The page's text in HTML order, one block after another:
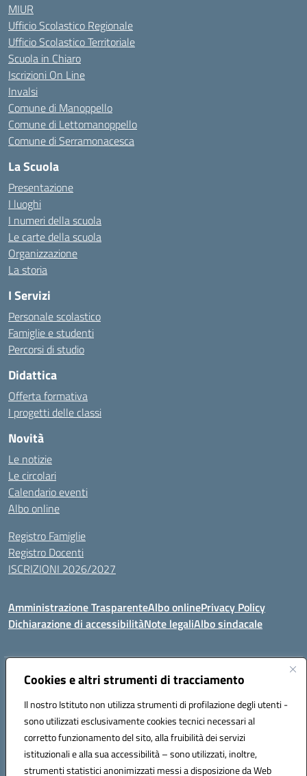
Cookies e altri strumenti di tracciamento
Il nostro Istituto non utilizza strumenti di profilazione degli utenti -
sono utilizzati esclusivamente cookies tecnici necessari al
corretto funzionamento del sito, alla fruibilità dei servizi
istituzionali e alla sua accessibilità – sono utilizzati, inoltre,
strumenti statistici anonimizzati messi a disposizione da Web
MIUR
Ufficio Scolastico Regionale
Ufficio Scolastico Territoriale
Scuola in Chiaro
Iscrizioni On Line
Invalsi
Comune di Manoppello
Comune di Lettomanoppello
Comune di Serramonacesca
La Scuola
Presentazione
I luoghi
I numeri della scuola
Le carte della scuola
Organizzazione
La storia
I Servizi
Personale scolastico
Famiglie e studenti
Percorsi di studio
Didattica
Offerta formativa
I progetti delle classi
Novità
Le notizie
Le circolari
Calendario eventi
Albo online
Registro Famiglie
Registro Docenti
ISCRIZIONI 2026/2027
Amministrazione TrasparenteAlbo onlinePrivacy Policy
Dichiarazione di accessibilitàNote legaliAlbo sindacale
Indirizzo:VIA S.VITTORIA, 11, 65024 MANOPPELLO (PE)
Posta elettronica certificata (PEC):peic81700n@pec.istruzione.it
Codice fiscale: 91100540680
Codice meccanografico: PEIC81700N